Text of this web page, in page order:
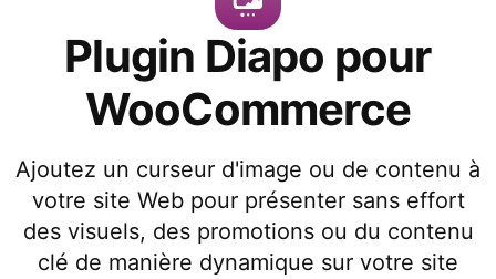
Plugin Diapo pour
WooCommerce
Ajoutez un curseur d'image ou de contenu à
votre site Web pour présenter sans effort
des visuels, des promotions ou du contenu
clé de manière dynamique sur votre site